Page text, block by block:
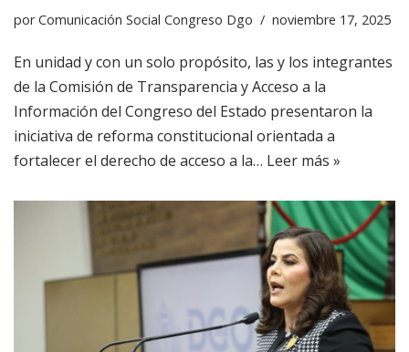
porComunicación Social Congreso Dgo noviembre 17, 2025
En unidad y con un solo propósito, las y los integrantes
de la Comisión de Transparencia y Acceso a la
Información del Congreso del Estado presentaron la
iniciativa de reforma constitucional orientada a
fortalecer el derecho de acceso a la… Leer más »